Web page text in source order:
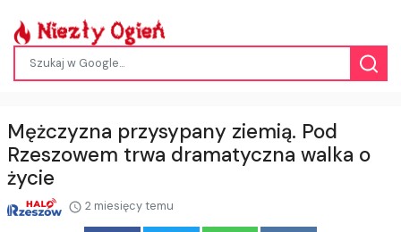
Mężczyzna przysypany ziemią. Pod
Rzeszowem trwa dramatyczna walka o
życie
2 miesięcy temu